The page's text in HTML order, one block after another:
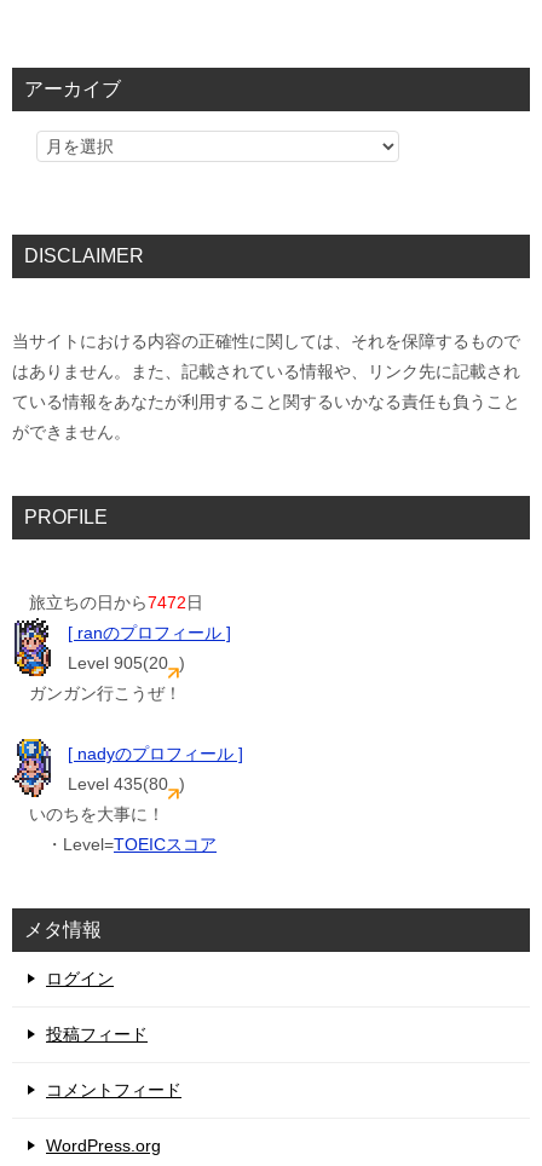
アーカイブ
DISCLAIMER
当サイトにおける内容の正確性に関しては、それを保障するもので
はありません。また、記載されている情報や、リンク先に記載され
ている情報をあなたが利用すること関するいかなる責任も負うこと
ができません。
PROFILE
旅立ちの日から7472日
[ ranのプロフィール ]
Level 905(20 )
ガンガン行こうぜ！
[ nadyのプロフィール ]
Level 435(80 )
いのちを大事に！
・Level=TOEICスコア
メタ情報
ログイン
投稿フィード
コメントフィード
WordPress.org